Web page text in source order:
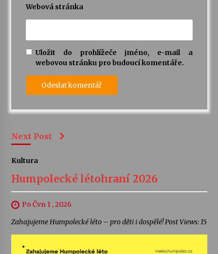
Webová stránka
Uložit do prohlížeče jméno, e-mail a
webovou stránku pro budoucí komentáře.
Next Post
Kultura
Humpolecké létohraní 2026
Po Čvn 1 , 2026
Zahajujeme Humpolecké léto – pro děti i dospělé! Post Views: 15